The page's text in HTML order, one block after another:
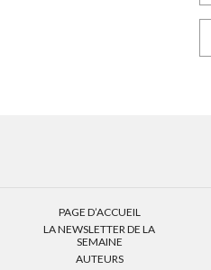
PAGE D’ACCUEIL
LA NEWSLETTER DE LA
SEMAINE
AUTEURS